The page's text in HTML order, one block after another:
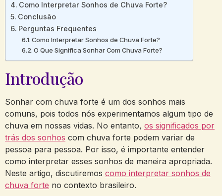
Como Interpretar Sonhos de Chuva Forte?
Conclusão
Perguntas Frequentes
Como Interpretar Sonhos de Chuva Forte?
O Que Significa Sonhar Com Chuva Forte?
Introdução
Sonhar com chuva forte é um dos sonhos mais
comuns, pois todos nós experimentamos algum tipo de
chuva em nossas vidas. No entanto, os significados por
trás dos sonhos com chuva forte podem variar de
pessoa para pessoa. Por isso, é importante entender
como interpretar esses sonhos de maneira apropriada.
Neste artigo, discutiremos como interpretar sonhos de
chuva forte no contexto brasileiro.